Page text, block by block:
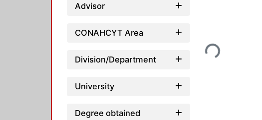
Advisor
CONAHCYT Area
Division/Department
University
Degree obtained
Loading...